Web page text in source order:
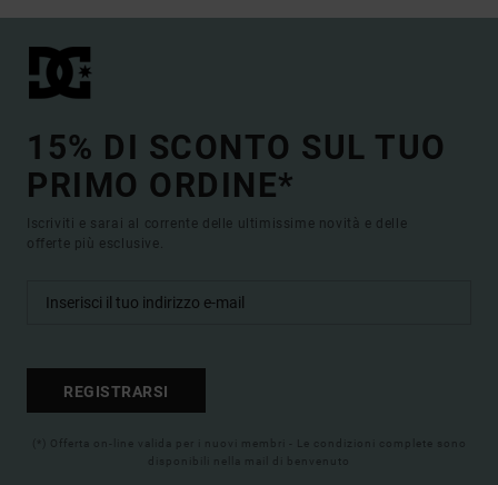
15% DI SCONTO SUL TUO
PRIMO ORDINE*
Iscriviti e sarai al corrente delle ultimissime novità e delle
offerte più esclusive.
REGISTRARSI
(*) Offerta on-line valida per i nuovi membri - Le condizioni complete sono
disponibili nella mail di benvenuto